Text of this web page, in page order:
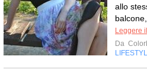
allo
Leggere
Da